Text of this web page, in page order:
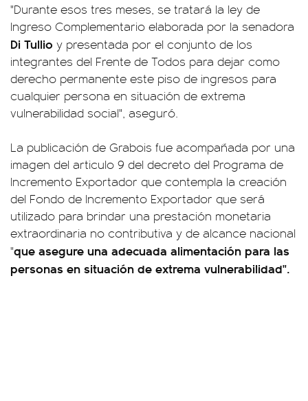
"Durante esos tres meses, se tratará la ley de
Ingreso Complementario elaborada por la senadora
Di Tullio y presentada por el conjunto de los
integrantes del Frente de Todos para dejar como
derecho permanente este piso de ingresos para
cualquier persona en situación de extrema
vulnerabilidad social", aseguró.
La publicación de Grabois fue acompañada por una
imagen del articulo 9 del decreto del Programa de
Incremento Exportador que contempla la creación
del Fondo de Incremento Exportador que será
utilizado para brindar una prestación monetaria
extraordinaria no contributiva y de alcance nacional
"que asegure una adecuada alimentación para las
personas en situación de extrema vulnerabilidad".